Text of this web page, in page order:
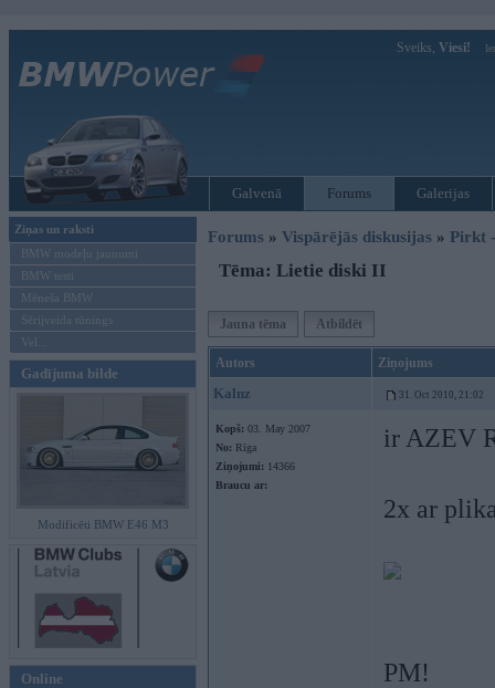
Sveiks, Viesi!
Galvenā Forums Galerijas
Ziņas un raksti
BMW modeļu jaunumi
BMW testi
Mēneša BMW
Sērijveida tūnings
Vel...
Gadījuma bilde
Modificēti BMW E46 M3
Online
Forums » Vispārējās diskusijas » Pirkt
Tēma: Lietie diski II
Jauna tēma Atbildēt
Autors Ziņojums
Kalnz 31. Oct 2010, 21:02
Kopš: 03. May 2007
No: Rīga
Ziņojumi: 14366
Braucu ar:
ir AZEV
2x ar
PM!